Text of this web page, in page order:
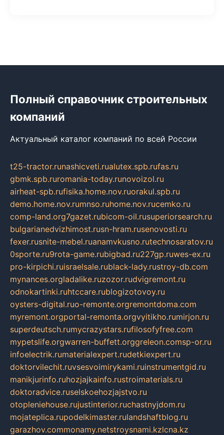
Полный справочник строительных
компаний
Актуальный каталог компаний по всей России
t25-tractor.runashicveti.rualutex.spb.rufas.ru
gbmk.spb.ruromania-today.runovoizol.ru
airheat-spb.rufisika.home.nov.ruorakul.spb.ru
demo.home.nov.rumnso.ruhome.nov.rucemko.ru
comp-land.org7gazet.rubicom-oil.rusuperiorsearch.ru
bulgarianedvizhimost.rusn-hram.rusenovosti.ru
fexer.rusnite-mebel.ruanamvkusno.rutechnosaratov.ru
0sporte.ru9rota-game.rubigbad.ru227gp.ruwes-ex.ru
pro-kirpichi.ruisraelsale.rublack-lady.rustroy-db.com
mynances.orgladalike.ruzozor.rudvigremont.ru
odnokartinki.ruhtccare.rublogizotovoy.ru
oysters-digital.ruo-remonte.orgremontdoma.com
myremont.orgportal-remonta.orgvyitikho.rumirjon.ru
superdeutsch.rumycrazystars.rufilosofyfree.com
mypetslife.orgwarren-buffett.orggreleon.comsp-or.ru
infoelectrik.rumaterialexpert.rudetkiexpert.ru
doktorvilechit.ruvsesvoimirykami.ruinstrumentgid.ru
manikjurinfo.ruhozjajkainfo.rustroimaterials.ru
doktoradvice.ruselskoehozjajstvo.ru
otopleniehouse.rujustinterior.ruchastnyjdom.ru
mojateplica.rupodelkimaster.rulandshaftblog.ru
garazhov.commonamy.netstroysnami.kzlcna.kz